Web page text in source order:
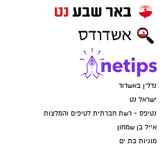
נדל"ן באשדוד
ישראל נט
נטיפס - רשת חברתית לטיפים והמלצות
אייל בן שמחון
מוניות בת ים